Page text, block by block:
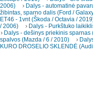
2006)
Dalys - automatinė
žibintas, sparno dalis (Ford /
ET46 - 1vnt (Škoda / Octavia /
/ 2006)
Dalys - Purkštuko
Dalys - dešinys priekinis
spalvos (Mazda / 6 / 2010)
KURO DROSELIO SKLENDĖ